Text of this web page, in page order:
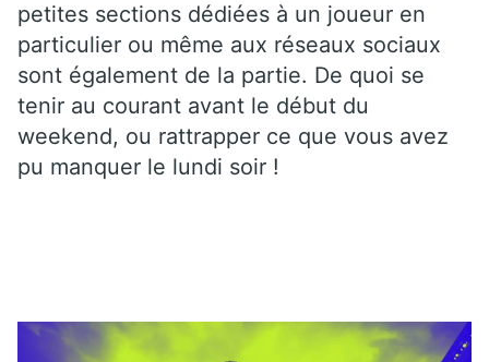
petites sections dédiées à un joueur en
particulier ou même aux réseaux sociaux
sont également de la partie. De quoi se
tenir au courant avant le début du
weekend, ou rattrapper ce que vous avez
pu manquer le lundi soir !